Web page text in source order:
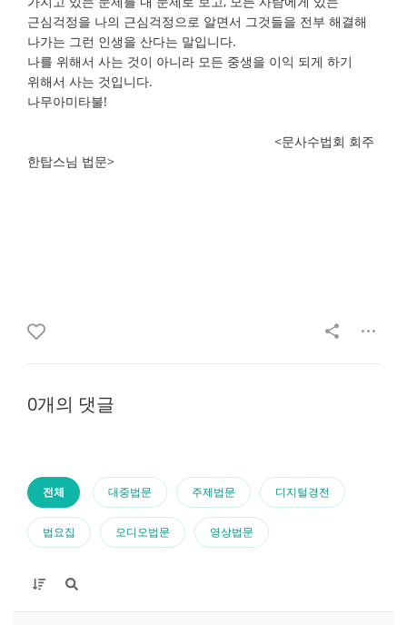
근심걱정을 나의 근심걱정으로 알면서 그것들을 전부 해결해
나가는 그런 인생을 산다는 말입니다.
나를 위해서 사는 것이 아니라 모든 중생을 이익 되게 하기
위해서 사는 것입니다.
나무아미타불!
<문사수법회 회주
한탑스님 법문>
0개의 댓글
전체 대중법문 주제법문 디지털경전
법요집 오디오법문 영상법문